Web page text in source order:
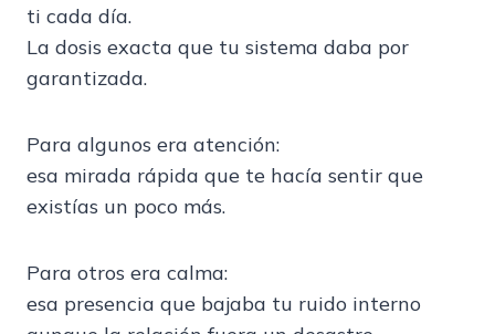
ti cada día.
La dosis exacta que tu sistema daba por
garantizada.
Para algunos era atención:
esa mirada rápida que te hacía sentir que
existías un poco más.
Para otros era calma:
esa presencia que bajaba tu ruido interno